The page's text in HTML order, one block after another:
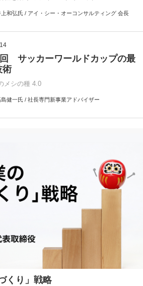
上和弘氏 / アイ・シー・オーコンサルティング 会長
サッカーワールドカップの最
術
メシの種 4.0
島健一氏 / 社長専門新事業アドバイザー
くり」戦略